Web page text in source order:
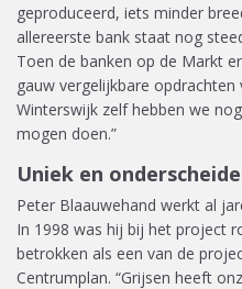
geproduceerd, iets minder
allereerste bank staat nog
Toen de banken op de Markt
gauw vergelijkbare
Winterswijk zelf hebben we
mogen doen.”
Uniek en
Peter Blaauwehand werkt al
In 1998 was hij bij het project
betrokken als een van de
Centrumplan. “Grijsen heeft